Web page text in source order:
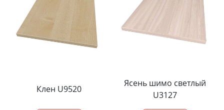
Клен U9520
Ясень шимо светлый
U3127